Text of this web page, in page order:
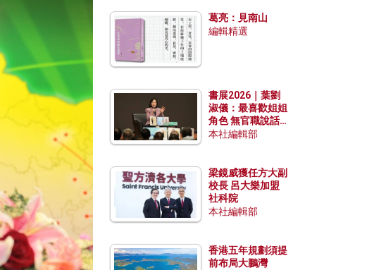
葛亮：見南山
編輯精選
書展2026｜葉劉
淑儀：最喜歡姐姐
角色 無官職說話
包袱少
本社編輯部
梁鏡威獲任方大副
校長 呂大樂加盟
社科院
本社編輯部
香港五年規劃須提
前布局大鵬灣